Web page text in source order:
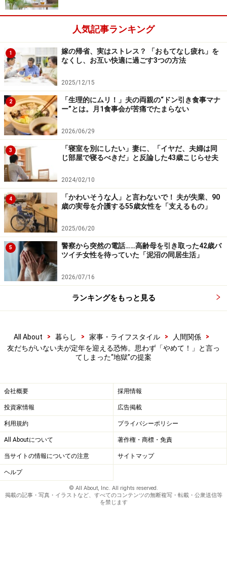
人気記事ランキング
1
嫁の帰省、実はストレス？ 「おもてなし疲れ」を
なくし、お互い快適に過ごす3つの方法
2025/12/15
2
「生理的にムリ！」夫の両親の“ドン引き食事マナ
ー”とは。月1食事会が苦痛でたまらない
2026/06/29
3
「寝室を別にしたい」妻に、「イヤだ、夫婦は同
じ部屋で寝るべきだ」と反論した43歳こじらせ夫
2024/02/10
4
「かわいそうな人」と言わないで！ 夫が失業、90
歳の実母を介護する55歳女性を「支えるもの」
2025/06/20
5
警察から突然の電話……高齢母を引き取った42歳バ
ツイチ女性を待っていた「泥沼の同居生活」
2026/07/16
ランキングをもっと見る
All About > 暮らし > 家事・ライフスタイル > 人間関係
>
友だちがいない夫が定年を迎える恐怖。思わず「やめて！」と言っ
てしまった“地獄”の提案
会社概要 採用情報
投資家情報 広告掲載
利用規約 プライバシーポリシー
All Aboutについて 著作権・商標・免責
当サイトの情報についての注意 サイトマップ
ヘルプ
© All About, Inc. All rights reserved.
掲載の記事・写真・イラストなど、すべてのコンテンツの無断複写・転載・公衆送信等
を禁じます